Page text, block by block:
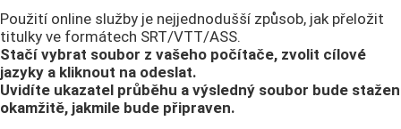
Použití online služby je nejjednodušší způsob, jak přeložit
titulky ve formátech SRT/VTT/ASS.
Stačí vybrat soubor z vašeho počítače, zvolit cílové
jazyky a kliknout na odeslat.
Uvidíte ukazatel průběhu a výsledný soubor bude stažen
okamžitě, jakmile bude připraven.